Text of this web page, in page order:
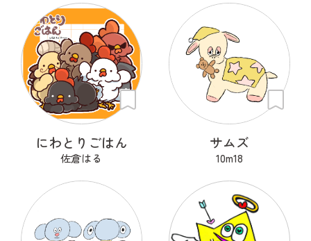
にわとりごはん
佐倉はる
サムズ
10m18